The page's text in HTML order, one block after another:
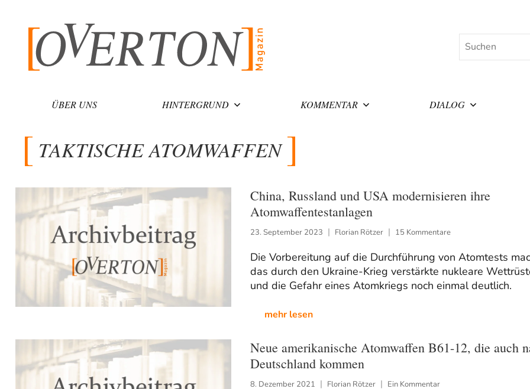
Suchen
ÜBER UNS HINTERGRUND KOMMENTAR DIALOG
TAKTISCHE ATOMWAFFEN
China, Russland und USA modernisieren ihre
Atomwaffentestanlagen
23. September 2023 Florian Rötzer 15 Kommentare
Die Vorbereitung auf die Durchführung von Atomtests
das durch den Ukraine-Krieg verstärkte nukleare
und die Gefahr eines Atomkriegs noch einmal deutlich.
mehr lesen
Neue amerikanische Atomwaffen B61-12, die auch
Deutschland kommen
8. Dezember 2021 Florian Rötzer Ein Kommentar